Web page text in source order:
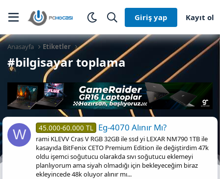
Giriş yap Kayıt ol
Anasayfa Etiketler
#bilgisayar toplama
W 45.000-60.000 TL Eg-4070 Alınır Mı?
rami KLEVV Cras V RGB 32GB ile ssd yi LEXAR NM790 1TB ile
kasayıda BitFenix CETO Premium Edition ile değiştirdim 47k
oldu işemci soğutucu olarakda sıvı soğutucu eklemeyi
planlıyorum ama siyah olmadığı için bekleyeceğim biraz
ekleyincede 48k oluyor alınır mı...